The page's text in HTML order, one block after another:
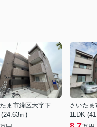
さいたま市緑区大字下野田
(24.63㎡)
1LDK